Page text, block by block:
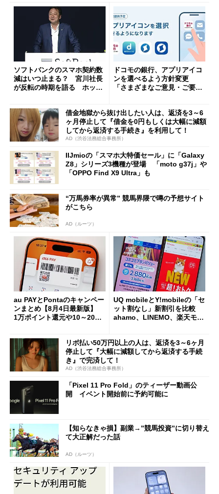
ソフトバンクのスマホ契約数
減はいつ止まる？ 宮川社長
が反転の時期を語る ホッピ
ドコモの銀行、アプリアイコ
ンを選べるよう方針変更
「さまざまなご意見・ご要望
借金地獄から抜け出したい人は、返済を3～6
ヶ月停止して『借金を0円もしくは大幅に減額
してから返済する手続き』を利用して！
AD（渋谷法務総合事務所）
IIJmioの「スマホ大特価セール」に「Galaxy
Z8」シリーズ3機種が登場 「moto g37j」や
「OPPO Find X9 Ultra」も
“万馬券率が異常” 競馬界隈で噂の予想サイト
がこちら
AD（ルーツ）
au PAYとPontaのキャンペー
ンまとめ【8月4日最新版】
1万ポイント還元や10～20％
UQ mobileとY!mobileの「セ
ット割なし」新割引を比較
ahamo、LINEMO、楽天モバ
リボ払い50万円以上の人は、返済を3～6ヶ月
停止して『大幅に減額してから返済する手続
き』で完済して！
AD（渋谷法務総合事務所）
「Pixel 11 Pro Fold」のティーザー動画公
開 イベント開始前に予約可能に
【知らなきゃ損】副業→”競馬投資”に切り替え
て大正解だった話
AD（ルーツ）